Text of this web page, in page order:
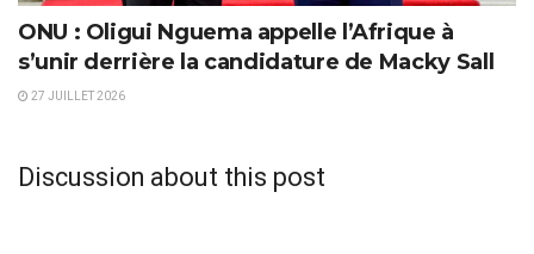
ONU : Oligui Nguema appelle l’Afrique à
s’unir derrière la candidature de Macky Sall
27 JUILLET 2026
Discussion about this post